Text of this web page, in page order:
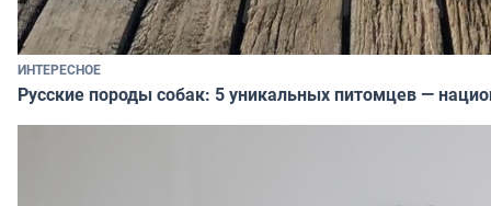
ИНТЕРЕСНОЕ
Русские породы собак: 5 уникальных питомцев —